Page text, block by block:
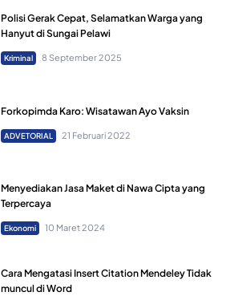
Polisi Gerak Cepat, Selamatkan Warga yang
Hanyut di Sungai Pelawi
Kriminal 8 September 2025
Forkopimda Karo: Wisatawan Ayo Vaksin
ADVETORIAL 21 Februari 2022
Menyediakan Jasa Maket di Nawa Cipta yang
Terpercaya
Ekonomi 10 Maret 2024
Cara Mengatasi Insert Citation Mendeley Tidak
muncul di Word